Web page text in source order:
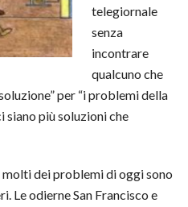
telegiornale
senza
incontrare
qualcuno che
per “i problemi della
siano più soluzioni che
molti dei problemi di oggi sono
Le odierne San Francisco e